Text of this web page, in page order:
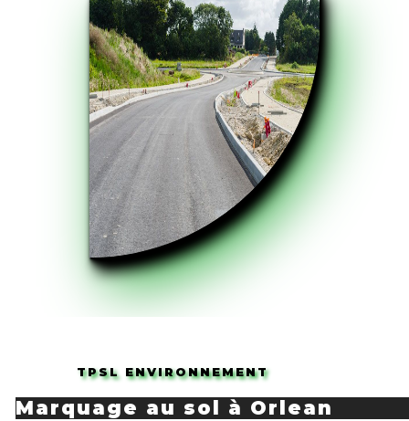
TPSL ENVIRONNEMENT
marquage au sol à Orlean